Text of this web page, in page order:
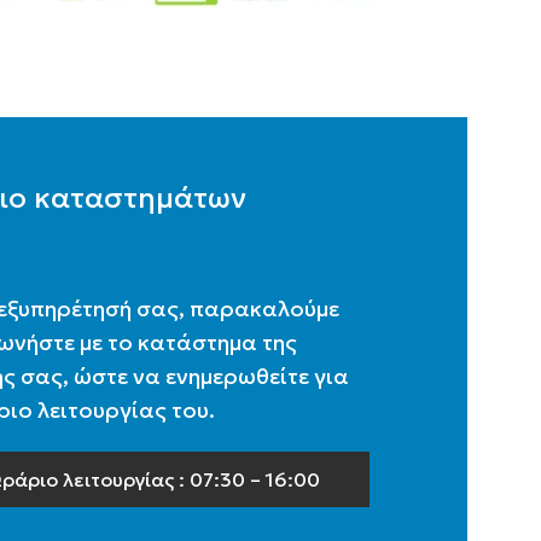
καταστημάτων
εξυπηρέτησή σας, παρακαλούμε
με το κατάστημα της
σας, ώστε να ενημερωθείτε για
λειτουργίας του.
λειτουργίας : 07:30 – 16:00